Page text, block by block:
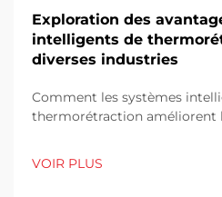
Exploration des
intelligents de
diverses industries
Comment les systèmes
thermorétraction améliorent
rétractable et son impact sur
VOIR PLUS